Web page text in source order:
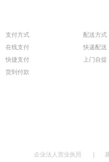
支付方式
在线支付
快捷支付
货到付款
配送方式
快递配送
上门自提
企业法人营业执照